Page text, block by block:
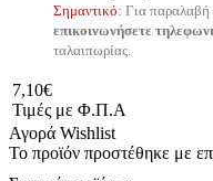
Σημαντικό: Για
επικοινωνήσετε
ταλαιπωρίας.
7,10€
Τιμές με Φ.Π.Α
Αγορά Wishlist
Το προϊόν προστέθηκε με